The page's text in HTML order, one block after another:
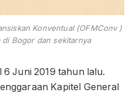
Konventual (OFMConv )
Bogor dan sekitarnya
6 Juni 2019 tahun lalu.
Kapitel General